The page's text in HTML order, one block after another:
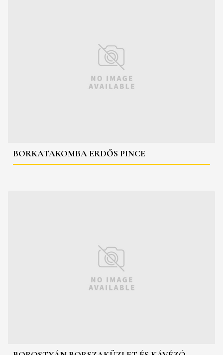
BORKATAKOMBA ERDŐS PINCE